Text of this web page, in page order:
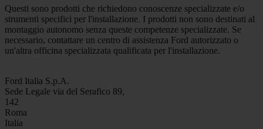
Questi sono prodotti che richiedono conoscenze specializzate e/o
strumenti specifici per l'installazione. I prodotti non sono destinati al
montaggio autonomo senza queste competenze specializzate. Se
necessario, contattare un centro di assistenza Ford autorizzato o
un'altra officina specializzata qualificata per l'installazione.
Ford Italia S.p.A.
Sede Legale via del Serafico 89,
142
Roma
Italia